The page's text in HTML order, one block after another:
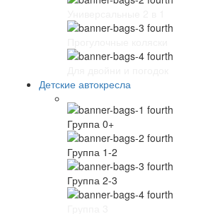
Детские автокресла
Группа 0+
Группа 1-2
Группа 2-3